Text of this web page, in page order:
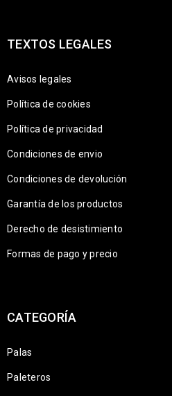
TEXTOS LEGALES
Avisos legales
Política de cookies
Política de privacidad
Condiciones de envio
Condiciones de devolución
Garantía de los productos
Derecho de desistimiento
Formas de pago y precio
CATEGORÍA
Palas
Paleteros